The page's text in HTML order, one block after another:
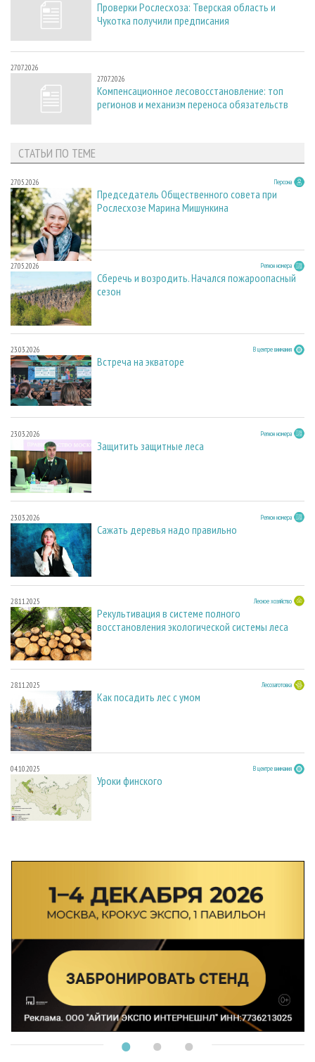
Проверки Рослесхоза: Тверская область и
Чукотка получили предписания
27.07.2026
27.07.2026
Компенсационное лесовосстановление: топ
регионов и механизм переноса обязательств
СТАТЬИ ПО ТЕМЕ
27.05.2026 Персона
Председатель Общественного совета при
Рослесхозе Марина Мишункина
27.05.2026 Регион номера
Сберечь и возродить. Начался пожароопасный
сезон
23.03.2026 В центре внимания
Встреча на экваторе
23.03.2026 Регион номера
Защитить защитные леса
23.03.2026 Регион номера
Сажать деревья надо правильно
28.11.2025 Лесное хозяйство
Рекультивация в системе полного
восстановления экологической системы леса
28.11.2025 Лесозаготовка
Как посадить лес с умом
04.10.2025 В центре внимания
Уроки финского